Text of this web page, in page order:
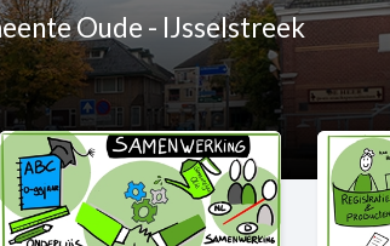
Oude - IJsselstreek